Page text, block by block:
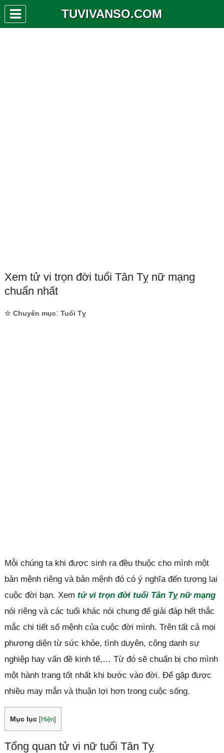
TUVIVANSO.COM
Xem tử vi trọn đời tuổi Tân Tỵ nữ mạng
chuẩn nhất
☆ Chuyên mục: Tuổi Tỵ
Mỗi chúng ta khi được sinh ra đều thuộc cho mình một
bản mệnh riêng và bản mệnh đó có ý nghĩa đến tương lai
cuộc đời bạn. Xem tử vi trọn đời tuổi Tân Tỵ nữ mạng
nói riêng và các tuổi khác nói chung để giải đáp hết thắc
mắc chi tiết số mệnh của cuộc đời mình. Trên tất cả mọi
phương diện từ sức khỏe, tình duyên, công danh sự
nghiệp hay vấn đề kinh tế,… Từ đó sẽ chuẩn bị cho mình
một hành trang tốt nhất khi bước vào đời. Để gặp được
nhiều may mắn và thuận lợi hơn trong cuộc sống.
Mục lục Hiện]
Tổng quan tử vi nữ tuổi Tân Tỵ